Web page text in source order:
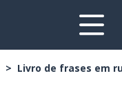
Livro de frases em